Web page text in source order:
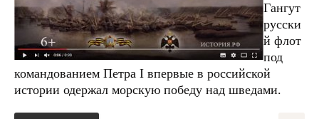
Гангут
русски
й флот
под
командованием Петра I впервые в российской
истории одержал морскую победу над шведами.